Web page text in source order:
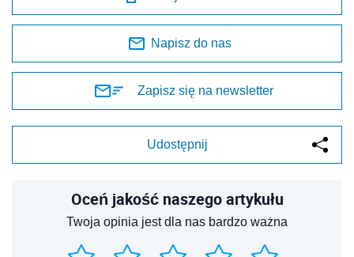
Napisz do nas
Zapisz się na newsletter
Udostępnij
Oceń jakość naszego artykułu
Twoja opinia jest dla nas bardzo ważna